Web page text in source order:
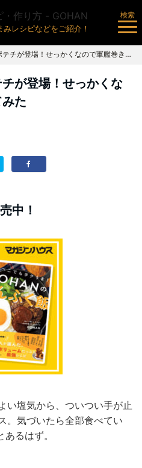
レシピなどをご紹介！
検索
うに味を再現したポテチが登場！せっかくなので軍艦巻きを作ってみた
が登場！せっかくな
た
中！
い塩気から、ついつい手が止
。気づいたら全部食べてい
るはず。